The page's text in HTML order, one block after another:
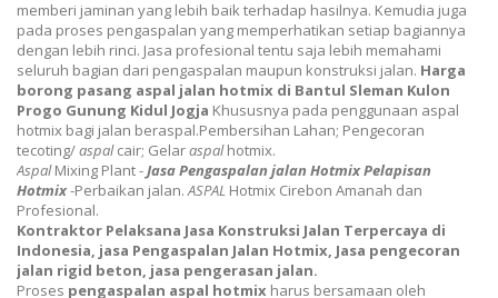
memberi jaminan yang lebih baik terhadap hasilnya. Kemudia juga
pada proses pengaspalan yang memperhatikan setiap bagiannya
dengan lebih rinci. Jasa profesional tentu saja lebih memahami
seluruh bagian dari pengaspalan maupun konstruksi jalan. Harga
borong pasang aspal jalan hotmix di Bantul Sleman Kulon
Progo Gunung Kidul Jogja Khususnya pada penggunaan aspal
hotmix bagi jalan beraspal.Pembersihan Lahan; Pengecoran
tecoting/aspalcair; Gelaraspalhotmix.
AspalMixing Plant -JasaPengaspalan jalan Hotmix Pelapisan
Hotmix-Perbaikan jalan. ASPAL Hotmix Cirebon Amanah dan
Profesional.
Kontraktor Pelaksana Jasa Konstruksi Jalan Terpercaya di
Indonesia, jasa Pengaspalan Jalan Hotmix, Jasa pengecoran
jalan rigid beton, jasa pengerasan jalan.
Proses pengaspalan aspal hotmix harus bersamaan oleh